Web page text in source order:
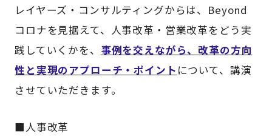
レイヤーズ・コンサルティングからは、Beyond
コロナを見据えて、人事改革・営業改革をどう実
践していくかを、 事例を交えながら、改革の方向
性と実現のアプローチ・ポイント について、講演
させていただきます。
■人事改革